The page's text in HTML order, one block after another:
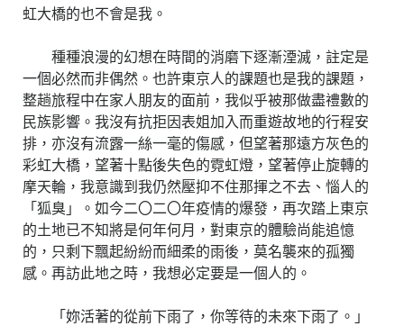
虹大橋的也不會是我。
種種浪漫的幻想在時間的消磨下逐漸湮滅，註定是
一個必然而非偶然。也許東京人的課題也是我的課題，
整趟旅程中在家人朋友的面前，我似乎被那做盡禮數的
民族影響。我沒有抗拒因表姐加入而重遊故地的行程安
排，亦沒有流露一絲一毫的傷感，但望著那遠方灰色的
彩虹大橋，望著十點後失色的霓虹燈，望著停止旋轉的
摩天輪，我意識到我仍然壓抑不住那揮之不去、惱人的
「狐臭」。如今二〇二〇年疫情的爆發，再次踏上東京
的土地已不知將是何年何月，對東京的體驗尚能追憶
的，只剩下飄起紛紛而細柔的雨後，莫名襲來的孤獨
感。再訪此地之時，我想必定要是一個人的。
「妳活著的從前下雨了，你等待的未來下雨了。」